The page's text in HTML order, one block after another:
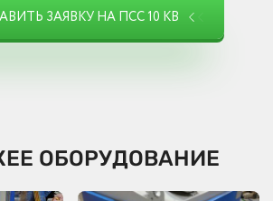
ЗАЯВКУ НА ПСС 10 КВ
ОБОРУДОВАНИЕ